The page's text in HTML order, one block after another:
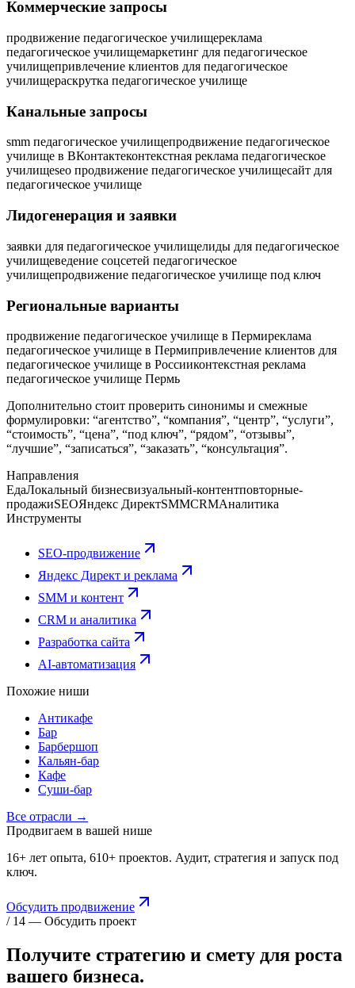
Коммерческие запросы
продвижение педагогическое училищереклама
педагогическое училищемаркетинг для педагогическое
училищепривлечение клиентов для педагогическое
училищераскрутка педагогическое училище
Канальные запросы
smm педагогическое училищепродвижение педагогическое
училище в ВКонтактеконтекстная реклама педагогическое
училищеseo продвижение педагогическое училищесайт для
педагогическое училище
Лидогенерация и заявки
заявки для педагогическое училищелиды для педагогическое
училищеведение соцсетей педагогическое
училищепродвижение педагогическое училище под ключ
Региональные варианты
продвижение педагогическое училище в Пермиреклама
педагогическое училище в Пермипривлечение клиентов для
педагогическое училище в Россииконтекстная реклама
педагогическое училище Пермь
Дополнительно стоит проверить синонимы и смежные
формулировки: “агентство”, “компания”, “центр”, “услуги”,
“стоимость”, “цена”, “под ключ”, “рядом”, “отзывы”,
“лучшие”, “записаться”, “заказать”, “консультация”.
Направления
ЕдаЛокальный бизнесвизуальный-контентповторные-
продажиSEOЯндекс ДиректSMMCRMАналитика
Инструменты
SEO-продвижение
Яндекс Директ и реклама
SMM и контент
CRM и аналитика
Разработка сайта
AI-автоматизация
Похожие ниши
Антикафе
Бар
Барбершоп
Кальян-бар
Кафе
Суши-бар
Все отрасли →
Продвигаем в вашей нише
16+ лет опыта, 610+ проектов. Аудит, стратегия и запуск под
ключ.
Обсудить продвижение
/ 14 — Обсудить проект
Получите стратегию и смету для роста
вашего бизнеса.